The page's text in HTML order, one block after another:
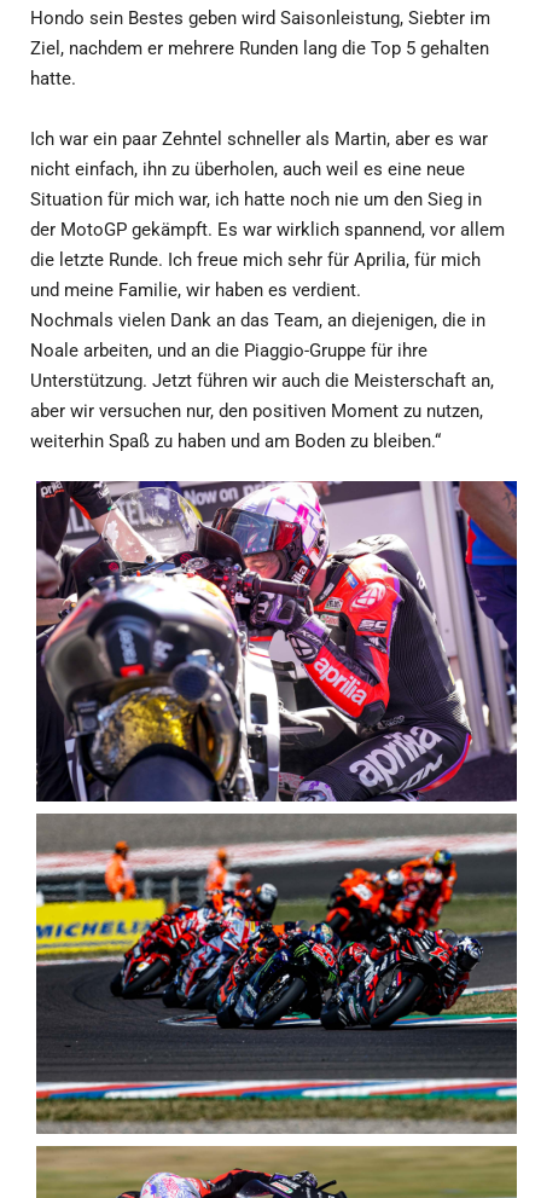
Hondo sein Bestes geben wird Saisonleistung, Siebter im
Ziel, nachdem er mehrere Runden lang die Top 5 gehalten
hatte.
Ich war ein paar Zehntel schneller als Martin, aber es war
nicht einfach, ihn zu überholen, auch weil es eine neue
Situation für mich war, ich hatte noch nie um den Sieg in
der MotoGP gekämpft. Es war wirklich spannend, vor allem
die letzte Runde. Ich freue mich sehr für Aprilia, für mich
und meine Familie, wir haben es verdient.
Nochmals vielen Dank an das Team, an diejenigen, die in
Noale arbeiten, und an die Piaggio-Gruppe für ihre
Unterstützung. Jetzt führen wir auch die Meisterschaft an,
aber wir versuchen nur, den positiven Moment zu nutzen,
weiterhin Spaß zu haben und am Boden zu bleiben.“